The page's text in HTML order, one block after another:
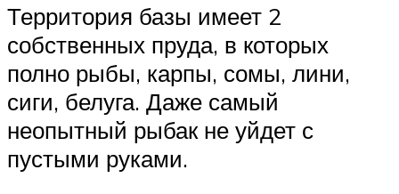
Территория базы имеет 2
собственных пруда, в которых
полно рыбы, карпы, сомы, лини,
сиги, белуга. Даже самый
неопытный рыбак не уйдет с
пустыми руками.